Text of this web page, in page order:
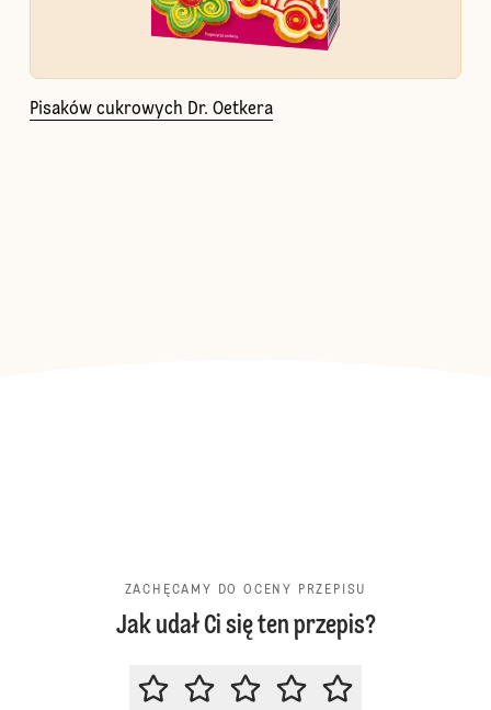
Pisaków cukrowych Dr. Oetkera
ZACHĘCAMY DO OCENY PRZEPISU
Jak udał Ci się ten przepis?
ZACHĘCAMY DO OCENY